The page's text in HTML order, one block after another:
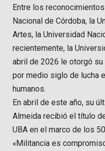
Entre los
Nacional de Córdoba, la
Artes, la Universidad
recientemente, la
abril de 2026 le otorgó
por medio siglo de lucha
humanos.
En abril de este año, su
Almeida recibió el título
UBA en el marco de los
«Militancia es